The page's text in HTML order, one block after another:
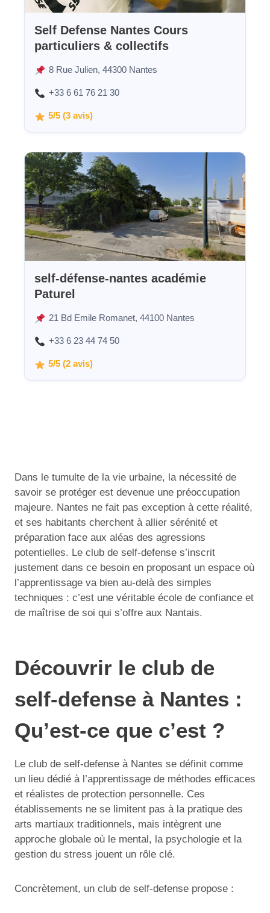
Self Defense Nantes Cours
particuliers & collectifs
8 Rue Julien, 44300 Nantes
+33 6 61 76 21 30
5/5 (3 avis)
self-défense-nantes académie
Paturel
21 Bd Emile Romanet, 44100 Nantes
+33 6 23 44 74 50
5/5 (2 avis)
Dans le tumulte de la vie urbaine, la nécessité de
savoir se protéger est devenue une préoccupation
majeure. Nantes ne fait pas exception à cette réalité,
et ses habitants cherchent à allier sérénité et
préparation face aux aléas des agressions
potentielles. Le club de self-defense s’inscrit
justement dans ce besoin en proposant un espace où
l’apprentissage va bien au-delà des simples
techniques : c’est une véritable école de confiance et
de maîtrise de soi qui s’offre aux Nantais.
Découvrir le club de
self-defense à Nantes :
Qu’est-ce que c’est ?
Le club de self-defense à Nantes se définit comme
un lieu dédié à l’apprentissage de méthodes efficaces
et réalistes de protection personnelle. Ces
établissements ne se limitent pas à la pratique des
arts martiaux traditionnels, mais intègrent une
approche globale où le mental, la psychologie et la
gestion du stress jouent un rôle clé.
Concrètement, un club de self-defense propose :